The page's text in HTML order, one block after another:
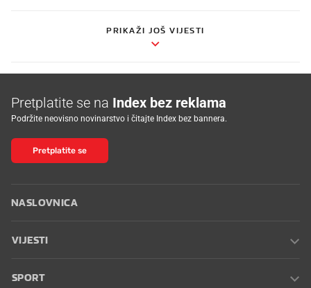
PRIKAŽI JOŠ VIJESTI
Pretplatite se na Index bez reklama
Podržite neovisno novinarstvo i čitajte Index bez bannera.
Pretplatite se
NASLOVNICA
VIJESTI
SPORT